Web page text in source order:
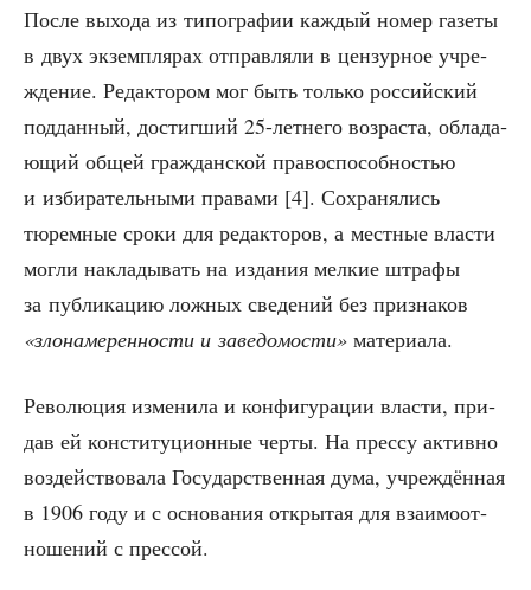
После выхо­да из типо­гра­фии каж­дый номер газе­ты
в двух экзем­пля­рах отправ­ля­ли в цен­зур­ное учре­
жде­ние. Редак­то­ром мог быть толь­ко рос­сий­ский
под­дан­ный, достиг­ший 25-лет­не­го воз­рас­та, обла­да­
ю­щий общей граж­дан­ской пра­во­спо­соб­но­стью
и изби­ра­тель­ны­ми пра­ва­ми [4]. Сохра­ня­лись
тюрем­ные сро­ки для редак­то­ров, а мест­ные вла­сти
мог­ли накла­ды­вать на изда­ния мел­кие штра­фы
за пуб­ли­ка­цию лож­ных све­де­ний без при­зна­ков
«зло­на­ме­рен­но­сти и заве­до­мо­сти» материала.
Рево­лю­ция изме­ни­ла и кон­фи­гу­ра­ции вла­сти, при­
дав ей кон­сти­ту­ци­он­ные чер­ты. На прес­су актив­но
воз­дей­ство­ва­ла Госу­дар­ствен­ная дума, учре­ждён­ная
в 1906 году и с осно­ва­ния откры­тая для вза­и­мо­от­
но­ше­ний с прессой.